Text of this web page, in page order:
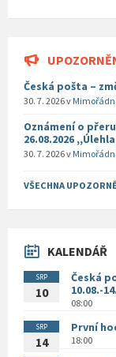
Česká pošta –
30. 7. 2026v
Oznámení o
26.08.2026
30. 7. 2026v
VŠECHNA
KALENDÁŘ
SRP
10
Česká
10.08.-
08:00
SRP
14
První
18:00